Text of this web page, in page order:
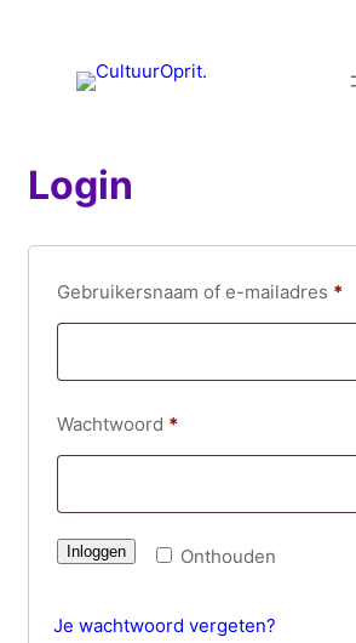
Login
Gebruikersnaam of e-mailadres *
e
t
Wachtwoord *
e
Onthouden
Inloggen
Je wachtwoord vergeten?